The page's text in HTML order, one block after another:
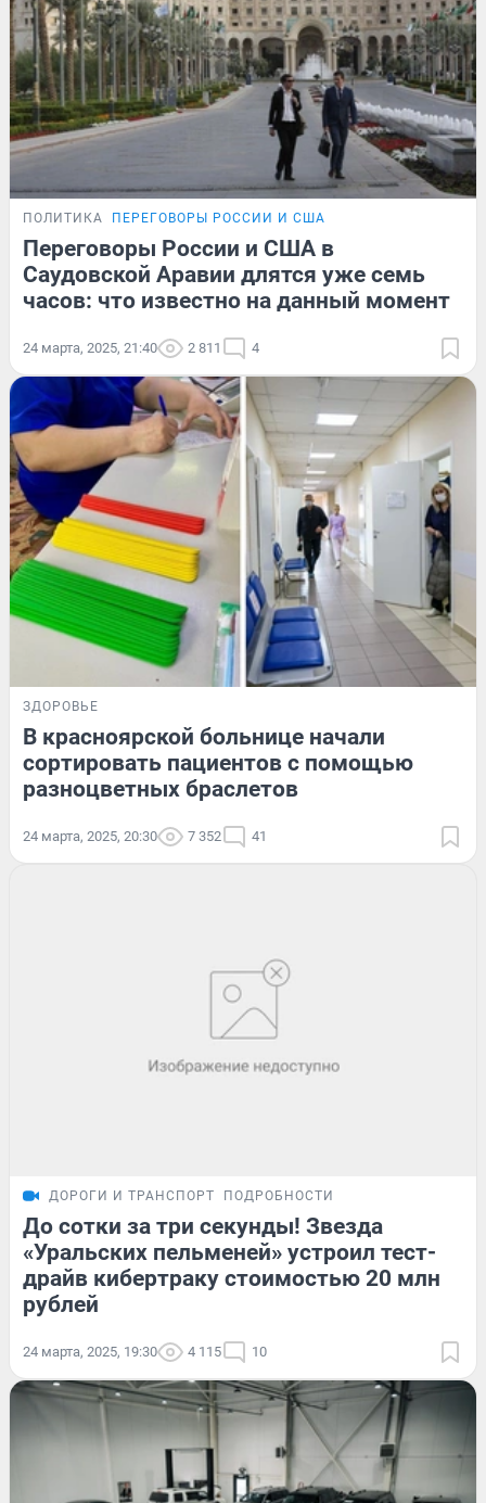
ПОЛИТИКА ПЕРЕГОВОРЫ РОССИИ И США
Переговоры России и США в
Саудовской Аравии длятся уже семь
часов: что известно на данный момент
24 марта, 2025, 21:40 2 811 4
ЗДОРОВЬЕ
В красноярской больнице начали
сортировать пациентов с помощью
разноцветных браслетов
24 марта, 2025, 20:30 7 352 41
ДОРОГИ И ТРАНСПОРТ ПОДРОБНОСТИ
До сотки за три секунды! Звезда
«Уральских пельменей» устроил тест-
драйв кибертраку стоимостью 20 млн
рублей
24 марта, 2025, 19:30 4 115 10